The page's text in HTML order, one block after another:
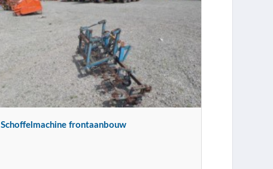
Schoffelmachine frontaanbouw